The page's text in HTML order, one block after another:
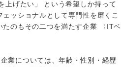
上げたい」 という希望しか持って
ッショナルとして専門性を磨くこ
のもその二つを満たす企業 〈ITベ
業については、年齢・性別・経歴